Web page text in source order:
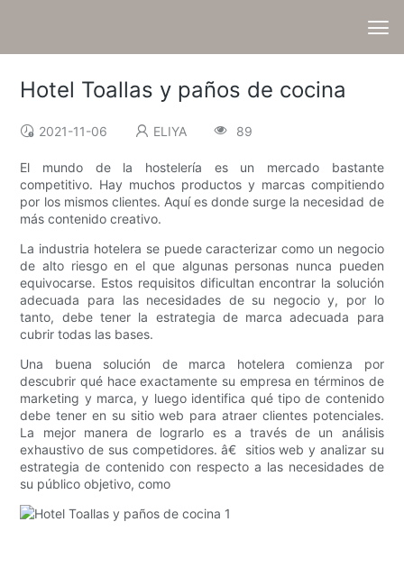
Hotel Toallas y paños de cocina
2021-11-06 ELIYA 89
El mundo de la hostelería es un mercado bastante
competitivo. Hay muchos productos y marcas compitiendo
por los mismos clientes. Aquí es donde surge la necesidad de
más contenido creativo.
La industria hotelera se puede caracterizar como un negocio
de alto riesgo en el que algunas personas nunca pueden
equivocarse. Estos requisitos dificultan encontrar la solución
adecuada para las necesidades de su negocio y, por lo
tanto, debe tener la estrategia de marca adecuada para
cubrir todas las bases.
Una buena solución de marca hotelera comienza por
descubrir qué hace exactamente su empresa en términos de
marketing y marca, y luego identifica qué tipo de contenido
debe tener en su sitio web para atraer clientes potenciales.
La mejor manera de lograrlo es a través de un análisis
exhaustivo de sus competidores. â€  sitios web y analizar su
estrategia de contenido con respecto a las necesidades de
su público objetivo, como